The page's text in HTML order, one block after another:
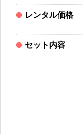
レンタル価格
セット内容